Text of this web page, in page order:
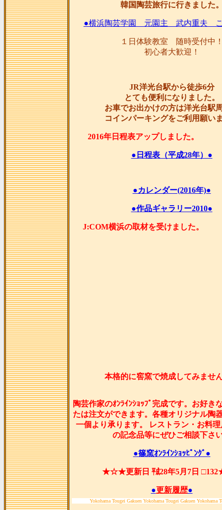
韓国陶芸旅行に行きました
●横浜陶芸学園 元園主 武内重夫 ご
１日体験教室 随時受付中
初心者大歓迎！
JR洋光台駅から徒歩6分
とても便利になりました。
お車でお出かけの方は洋光台駅
コインパーキングをご利用願い
2016年日程表アップし
●日程表（平成28年）●
●カレンダー(2016年)●
●作品ギャラリー2010●
J:COM横浜の取材を受け
本格的に窖窯で焼成してみませ
陶芸作家のｵﾝﾗｲﾝｼｮｯﾌﾟ完成です。お好き
たは注文ができます。各種オリジナル陶
一個より承ります。 レストラン・お料
の記念品等にぜひご相談下さ
●篠窯ｵﾝﾗｲﾝｼｮｯﾋﾟﾝｸﾞ●
★☆★更新日 ㍻28年5月7日
●更新履歴●
Yokohama Tougei Gakuen Yokohama Tougei Gakuen Yokohama